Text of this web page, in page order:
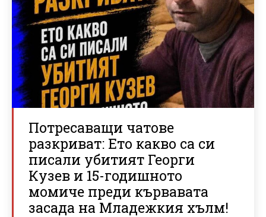
Потресаващи чатове
разкриват: Ето какво са си
писали убитият Георги
Кузев и 15-годишното
момиче преди кървавата
засада на Младежкия хълм!